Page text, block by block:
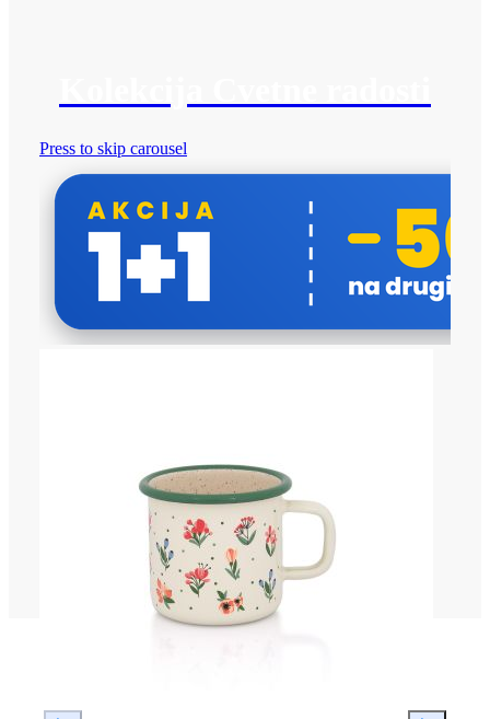
Press to skip carousel